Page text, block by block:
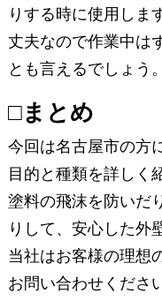
りする時に使用しま
丈夫なので作業中は
とも言えるでしょう。
□まとめ
今回は名古屋市の方
目的と種類を詳しく
塗料の飛沫を防いだ
りして、安心した外
当社はお客様の理想
お問い合わせくださ